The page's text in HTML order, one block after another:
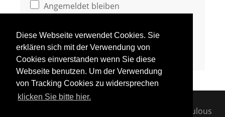
Diese Webseite verwendet Cookies. Sie
erklären sich mit der Verwendung von
Cookies einverstanden wenn Sie diese
Webseite benutzen. Um der Verwendung
von Tracking Cookies zu widersprechen
klicken Sie bitte hier.
Angemeldet bleiben
Fabulous